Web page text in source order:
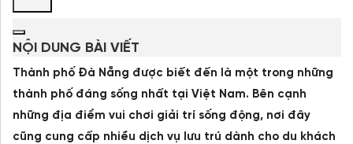
NỘI DUNG BÀI VIẾT
Thành phố Đà Nẵng được biết đến là một trong những
thành phố đáng sống nhất tại Việt Nam. Bên cạnh
những địa điểm vui chơi giải trí sống động, nơi đây
cũng cung cấp nhiều dịch vụ lưu trú dành cho du khách